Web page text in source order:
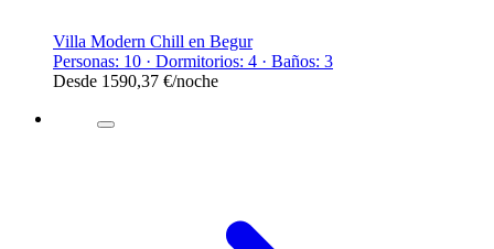
Villa Modern Chill en Begur
Personas: 10 · Dormitorios: 4 · Baños: 3
Desde 1590,37 €/noche